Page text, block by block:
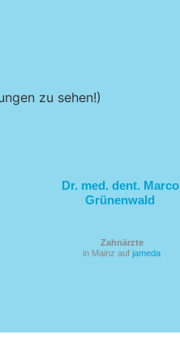
zu sehen!)
Dr. med. dent. Marco
Grünenwald
Zahnärzte
in Mainz auf jameda